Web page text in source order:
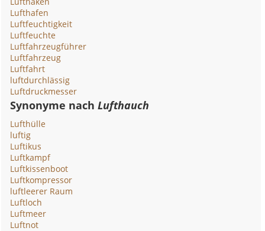
Lufthafen
Luftfeuchtigkeit
Luftfeuchte
Luftfahrzeugführer
Luftfahrzeug
Luftfahrt
luftdurchlässig
Luftdruckmesser
Synonyme nachLufthauch
Lufthülle
luftig
Luftikus
Luftkampf
Luftkissenboot
Luftkompressor
luftleerer Raum
Luftloch
Luftmeer
Luftnot